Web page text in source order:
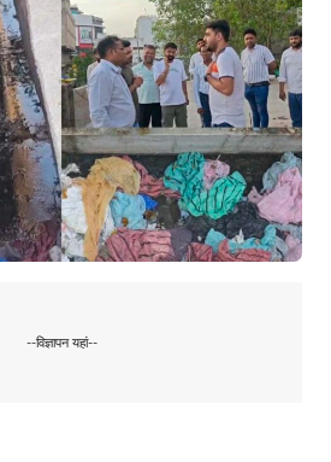
--विज्ञापन यहां--